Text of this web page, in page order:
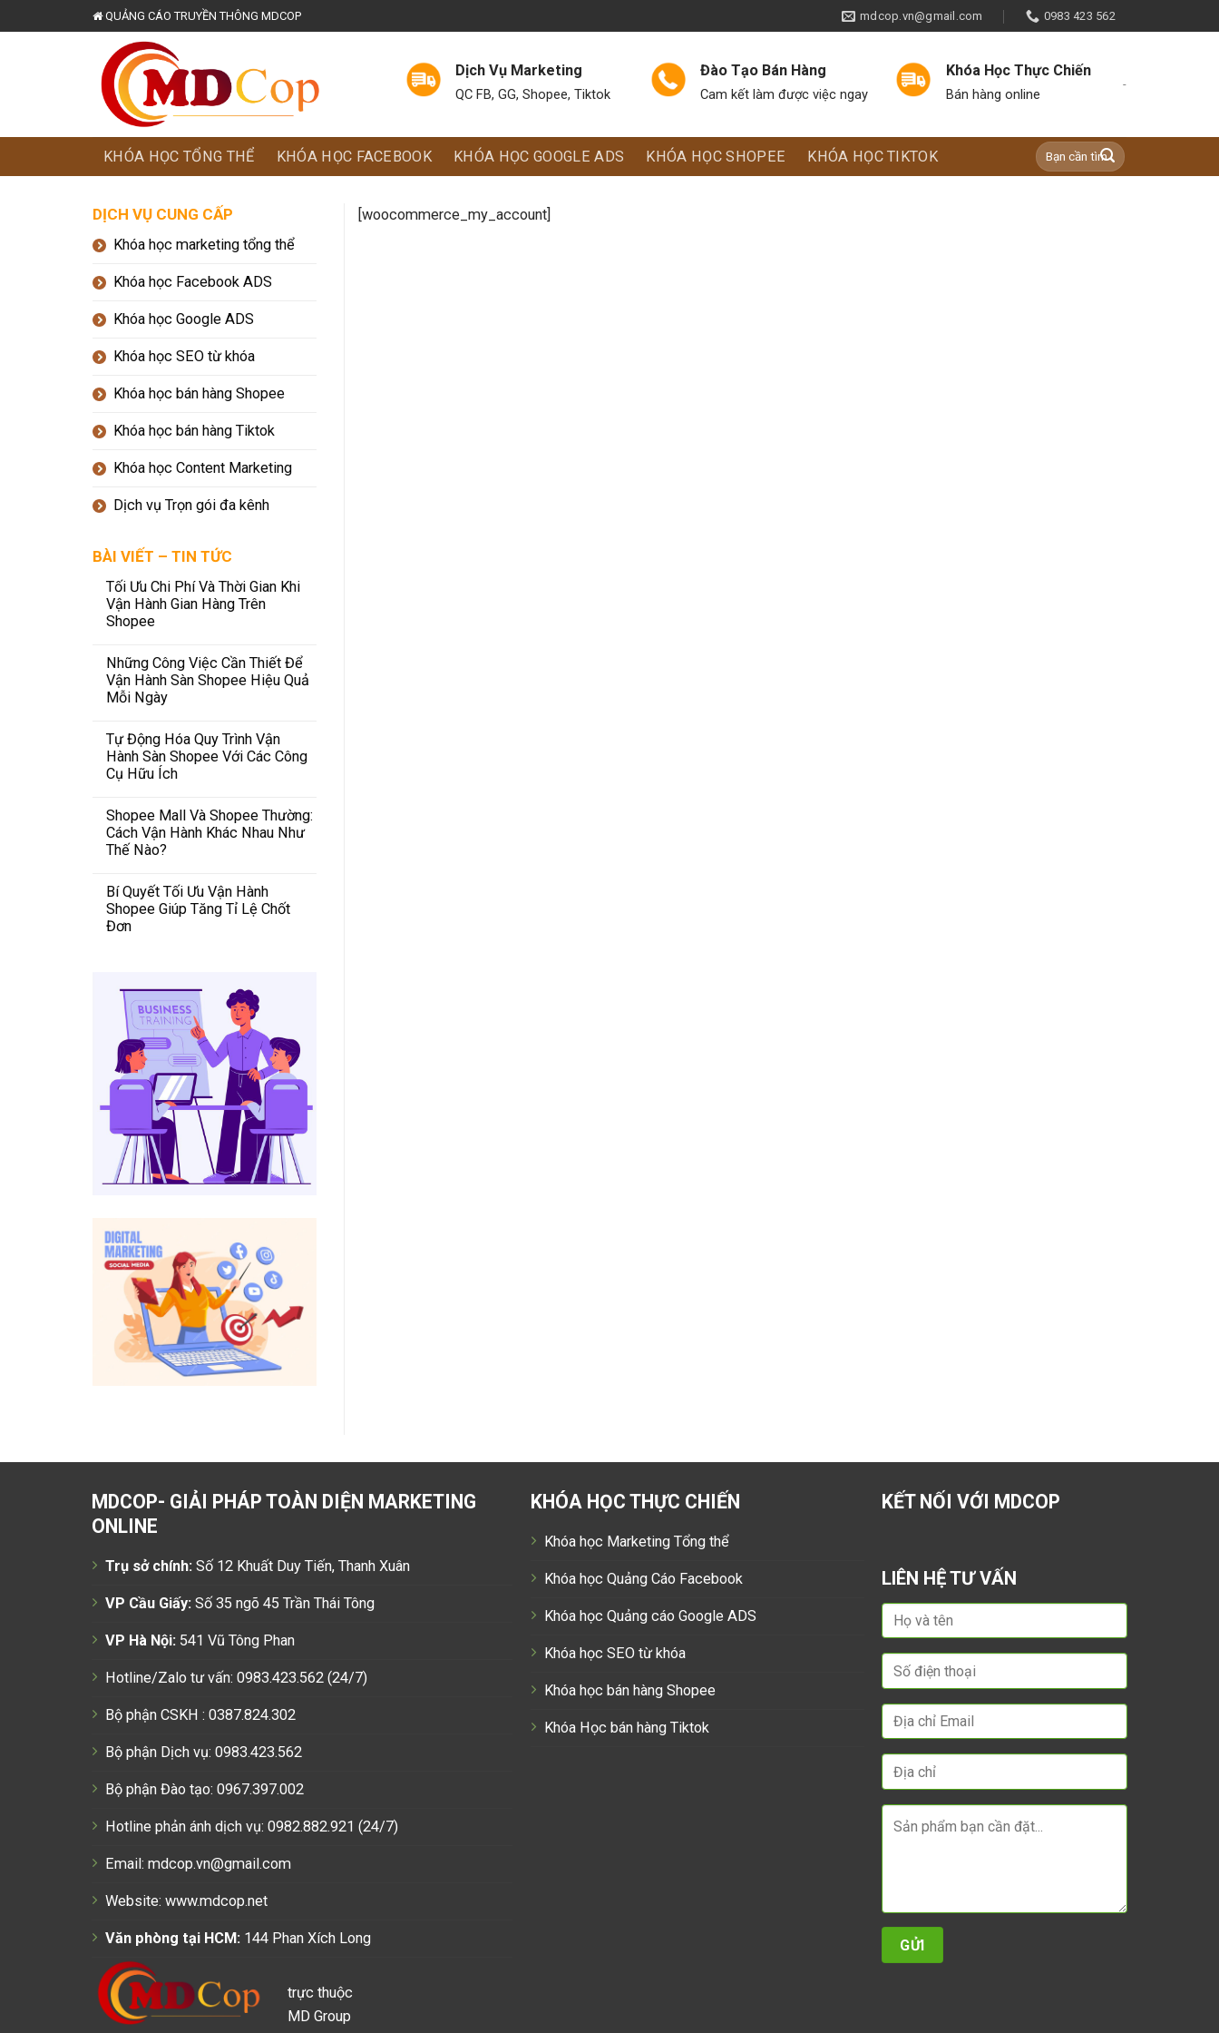
to
QUẢNG CÁO TRUYỀN THÔNG MDCOP mdcop.vn@gmail.com 0983 423 562
Dịch Vụ Marketing
QC FB, GG, Shopee, Tiktok
Đào Tạo Bán Hàng
Cam kết làm được việc ngay
Khóa Học Thực Chiến
Bán hàng online
-
KHÓA HỌC TỔNG THỂ KHÓA HỌC FACEBOOK KHÓA HỌC GOOGLE ADS KHÓA HỌC SHOPEE KHÓA HỌC TIKTOK
[woocommerce_my_account]
DỊCH VỤ CUNG CẤP
Khóa học marketing tổng thể
Khóa học Facebook ADS
Khóa học Google ADS
Khóa học SEO từ khóa
Khóa học bán hàng Shopee
Khóa học bán hàng Tiktok
Khóa học Content Marketing
Dịch vụ Trọn gói đa kênh
BÀI VIẾT – TIN TỨC
Tối Ưu Chi Phí Và Thời Gian Khi
Vận Hành Gian Hàng Trên
Shopee
Những Công Việc Cần Thiết Để
Vận Hành Sàn Shopee Hiệu Quả
Mỗi Ngày
Tự Động Hóa Quy Trình Vận
Hành Sàn Shopee Với Các Công
Cụ Hữu Ích
Shopee Mall Và Shopee Thường:
Cách Vận Hành Khác Nhau Như
Thế Nào?
Bí Quyết Tối Ưu Vận Hành
Shopee Giúp Tăng Tỉ Lệ Chốt
Đơn
MDCOP- GIẢI PHÁP TOÀN DIỆN MARKETING
ONLINE
Trụ sở chính:Số 12 Khuất Duy Tiến, Thanh Xuân
VP Cầu Giấy:Số 35 ngõ 45 Trần Thái Tông
VP Hà Nội:541 Vũ Tông Phan
Hotline/Zalo tư vấn: 0983.423.562 (24/7)
Bộ phận CSKH : 0387.824.302
Bộ phận Dịch vụ: 0983.423.562
Bộ phận Đào tạo: 0967.397.002
Hotline phản ánh dịch vụ: 0982.882.921 (24/7)
Email: mdcop.vn@gmail.com
Website: www.mdcop.net
Văn phòng tại HCM: 144 Phan Xích Long
trực thuộc
MD Group
KHÓA HỌC THỰC CHIẾN
Khóa học Marketing Tổng thể
Khóa học Quảng Cáo Facebook
Khóa học Quảng cáo Google ADS
Khóa học SEO từ khóa
Khóa học bán hàng Shopee
Khóa Học bán hàng Tiktok
KẾT NỐI VỚI MDCOP
LIÊN HỆ TƯ VẤN